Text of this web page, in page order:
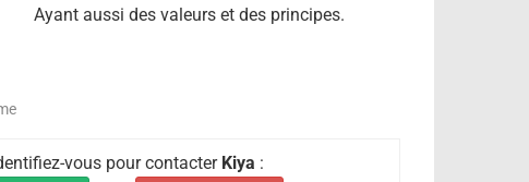
Ayant aussi des valeurs et des principes.
vous pour contacter Kiya :